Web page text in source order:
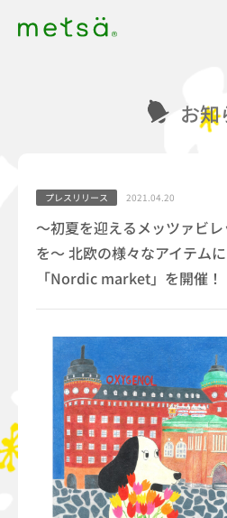
お知
プレスリリース 2021.04.20
～初夏を迎えるメッツァビ
を～ 北欧の様々なアイテム
「Nordic market」を開催！